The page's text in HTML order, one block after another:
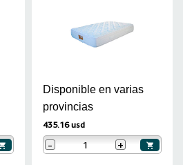
Disponible en varias
provincias
435.16 usd
- +